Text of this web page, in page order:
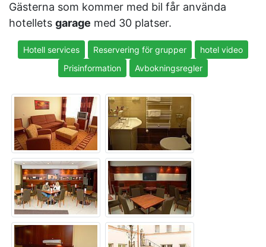
Gästerna som kommer med bil får använda
hotellets garage med 30 platser.
Hotell services Reservering för grupper
hotel video
Prisinformation
Avbokningsregler